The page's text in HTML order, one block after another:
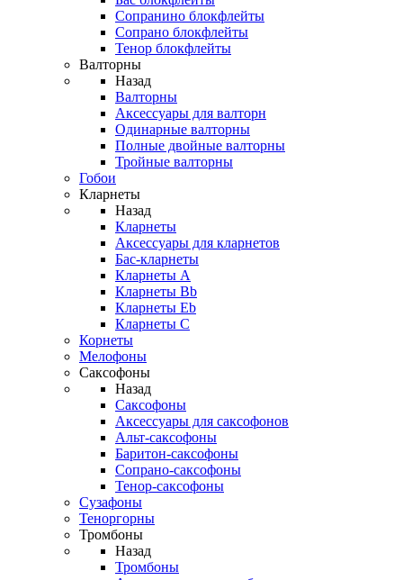
Сопранино блокфлейты
Сопрано блокфлейты
Тенор блокфлейты
Валторны
Назад
Валторны
Аксессуары для валторн
Одинарные валторны
Полные двойные валторны
Тройные валторны
Гобои
Кларнеты
Назад
Кларнеты
Аксессуары для кларнетов
Бас-кларнеты
Кларнеты A
Кларнеты Bb
Кларнеты Eb
Кларнеты С
Корнеты
Мелофоны
Саксофоны
Назад
Саксофоны
Аксессуары для саксофонов
Альт-саксофоны
Баритон-саксофоны
Сопрано-саксофоны
Тенор-саксофоны
Сузафоны
Теноргорны
Тромбоны
Назад
Тромбоны